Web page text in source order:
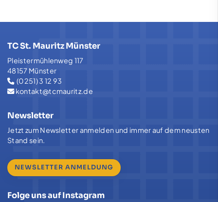
TC St. Mauritz Münster
Pleistermühlenweg 117
48157 Münster
(0251) 3 12 93
kontakt@tcmauritz.de
Newsletter
Jetzt zum Newsletter anmelden und immer auf dem neusten
Stand sein.
NEWSLETTER ANMELDUNG
Folge uns auf Instagram